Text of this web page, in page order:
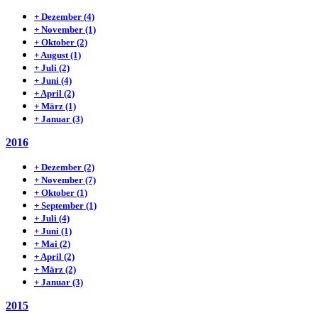
+ Dezember (4)
+ November (1)
+ Oktober (2)
+August(1)
+ Juli (2)
+ Juni (4)
+April (2)
+ März (1)
+ Januar (3)
2016
+ Dezember (2)
+ November (7)
+ Oktober (1)
+ September (1)
+ Juli (4)
+ Juni (1)
+ Mai (2)
+April (2)
+ März (2)
+ Januar (3)
2015